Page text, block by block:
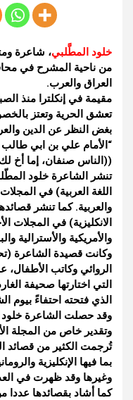
خلود المطَّلبي، شاعرة
من ناحية المشرح في
العراق والعرب.
مقيمة في إنكلترا منذ
تعشق الحرية وتعتز
بغض النظر عن الدين
“الأمام علي بن ابي
((الناس صنفان، إما أخ
تنشر الشاعرة خلود
اللغة العربية) في المجلات
والعربية.كما تنشر
الانكليزية) في المجلات
والأمريكية والأسترالية
وكانت قصيدة الشاعرة
الروائي وكاتب
التي اختارتها صحيفة
الذي فتحته احتفاءً بيوم
وتقدير خاص من المجلة
تُرجمت الكثير من قصائد
بما فيها الإنكليزية
وغيرها وقد ظهرت في
كما أشاد بقصائدها عددا